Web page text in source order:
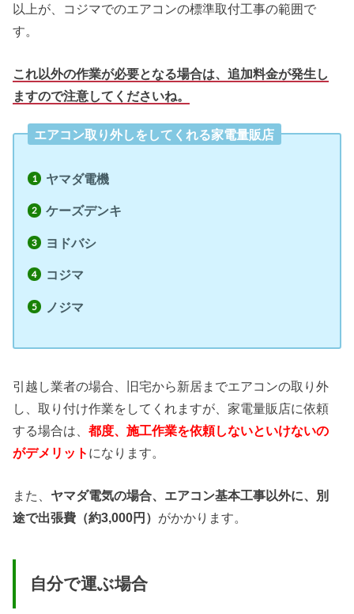
以上が、コジマでのエアコンの標準取付工事の範囲で
す。
これ以外の作業が必要となる場合は、追加料金が発生し
ますので注意してくださいね。
エアコン取り外しをしてくれる家電量販店
ヤマダ電機
ケーズデンキ
ヨドバシ
コジマ
ノジマ
引越し業者の場合、旧宅から新居までエアコンの取り外
し、取り付け作業をしてくれますが、家電量販店に依頼
する場合は、都度、施工作業を依頼しないといけないの
がデメリット になります。
また、 ヤマダ電気の場合、エアコン基本工事以外に、別
途で出張費（約3,000円） がかかります。
自分で運ぶ場合